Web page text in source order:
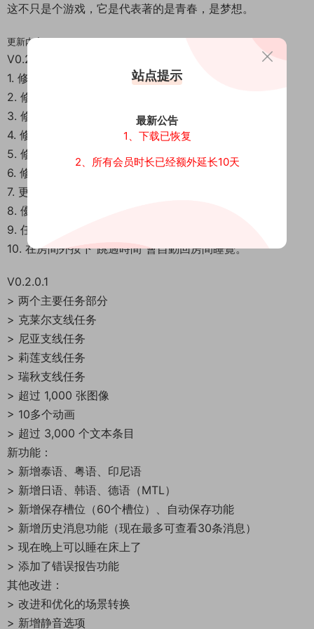
这不只是个游戏，它是代表著的是青春，是梦想。
更新内容：
V0.2.2
1. 修復任務解鎖條件錯誤。
2. 修正Lillian角色資訊。
3. 修復Claire劇情重複兩次的問題。
4. 修正聊天室名稱顯示錯誤。
5. 修復Android版本的睡覺動畫錯誤。
6. 修正主線任務選項錯誤。
7. 更新標題畫面音樂（我之前忘了改lol）。
8. 優化支線任務出現時間。
9. 任務列表現在會顯示任務觸發日期。
10. 在房間外按下”跳過時間”會自動回房間睡覺。
V0.2.0.1
> 两个主要任务部分
> 克莱尔支线任务
> 尼亚支线任务
> 莉莲支线任务
> 瑞秋支线任务
> 超过 1,000 张图像
> 10多个动画
> 超过 3,000 个文本条目
新功能：
> 新增泰语、粤语、印尼语
> 新增日语、韩语、德语（MTL）
> 新增保存槽位（60个槽位）、自动保存功能
> 新增历史消息功能（现在最多可查看30条消息）
> 现在晚上可以睡在床上了
> 添加了错误报告功能
其他改进：
> 改进和优化的场景转换
> 新增静音选项
站点提示
最新公告
1、下载已恢复
2、所有会员时长已经额外延长10天